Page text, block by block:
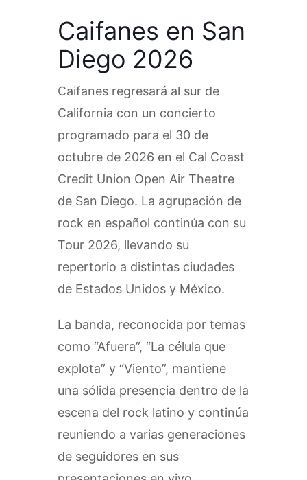
Caifanes en San
Diego 2026
Caifanes regresará al sur de
California con un concierto
programado para el 30 de
octubre de 2026 en el Cal Coast
Credit Union Open Air Theatre
de San Diego. La agrupación de
rock en español continúa con su
Tour 2026, llevando su
repertorio a distintas ciudades
de Estados Unidos y México.
La banda, reconocida por temas
como “Afuera”, “La célula que
explota” y “Viento”, mantiene
una sólida presencia dentro de la
escena del rock latino y continúa
reuniendo a varias generaciones
de seguidores en sus